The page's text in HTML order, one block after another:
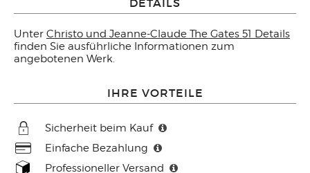
DETAILS
Unter Christo und Jeanne-Claude The Gates 51 Details
finden Sie ausführliche Informationen zum
angebotenen Werk.
IHRE VORTEILE
Sicherheit beim Kauf
Einfache Bezahlung
Professioneller Versand